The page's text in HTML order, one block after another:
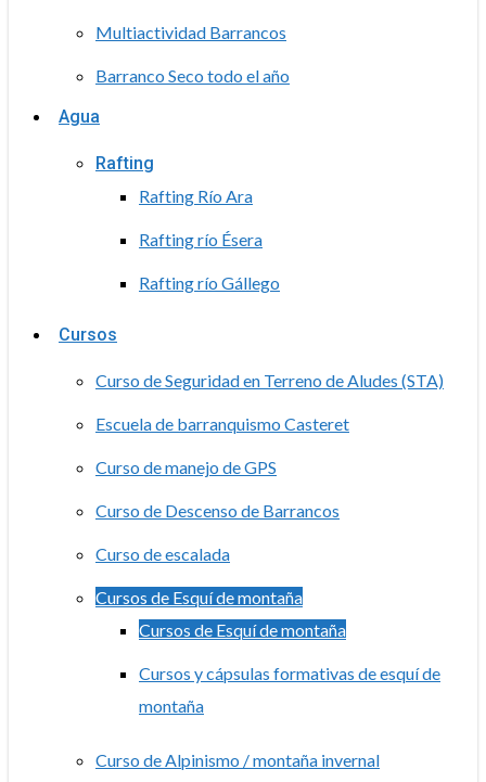
Multiactividad Barrancos
Barranco Seco todo el año
Agua
Rafting
Rafting Río Ara
Rafting río Ésera
Rafting río Gállego
Cursos
Curso de Seguridad en Terreno de Aludes (STA)
Escuela de barranquismo Casteret
Curso de manejo de GPS
Curso de Descenso de Barrancos
Curso de escalada
Cursos de Esquí de montaña
Cursos de Esquí de montaña
Cursos y cápsulas formativas de esquí de
montaña
Curso de Alpinismo / montaña invernal